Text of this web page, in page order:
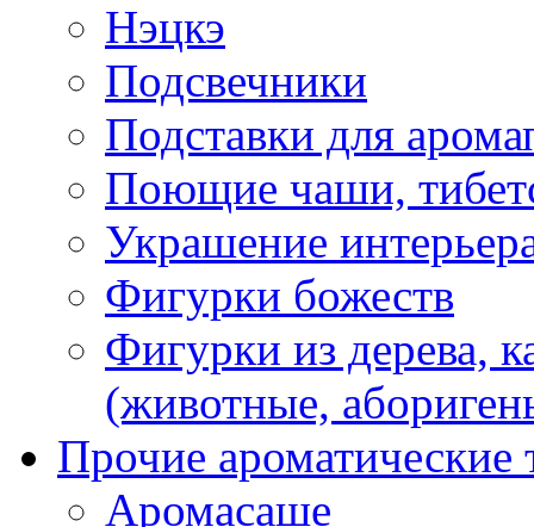
Нэцкэ
Подсвечники
Подставки для
Поющие чаши,
Украшение
Фигурки божеств
Фигурки из дерева,
(животные,
Прочие ароматические
Аромасаше